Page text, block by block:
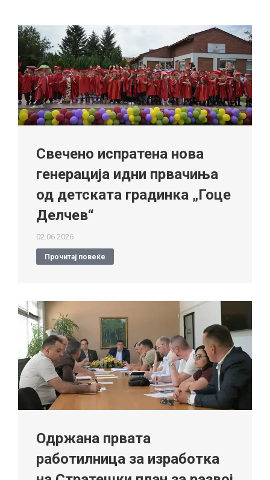
Свечено испратена нова
генерација идни првачиња
од детската градинка „Гоце
Делчев“
02.06.2026
Прочитај повеќе
Одржана првата
работилница за изработка